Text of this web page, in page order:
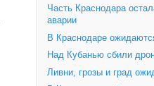
Часть Краснодара
аварии
В Краснодаре
Над Кубанью сбили
Ливни, грозы и град